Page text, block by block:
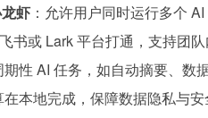
虾：允许用户同时运行多个
飞书或 Lark 平台打通，支持团
期性 AI 任务，如自动摘要、数
在本地完成，保障数据隐私与安